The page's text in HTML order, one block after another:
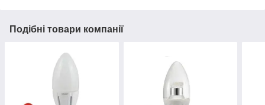
Подібні товари компанії